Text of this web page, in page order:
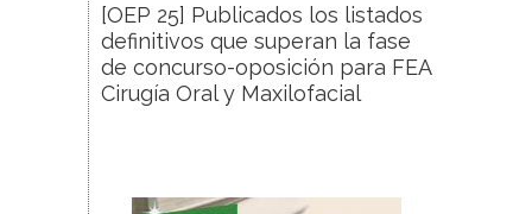
[OEP 25] Publicados los listados
definitivos que superan la fase
de concurso-oposición para FEA
Cirugía Oral y Maxilofacial